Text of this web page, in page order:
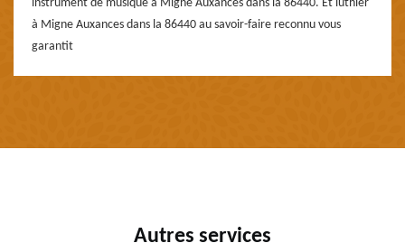
instrument de musique à Migne Auxances dans la 86440. Et luthier
à Migne Auxances dans la 86440 au savoir-faire reconnu vous
garantit
Autres services